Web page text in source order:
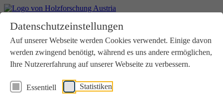
Datenschutzeinstellungen
Auf unserer Webseite werden Cookies verwendet. Einige davon
werden zwingend benötigt, während es uns andere ermöglichen,
Ihre Nutzererfahrung auf unserer Webseite zu verbessern.
Essentiell Statistiken
Aktuelles
Downloads
Kontakt
Login
Verein